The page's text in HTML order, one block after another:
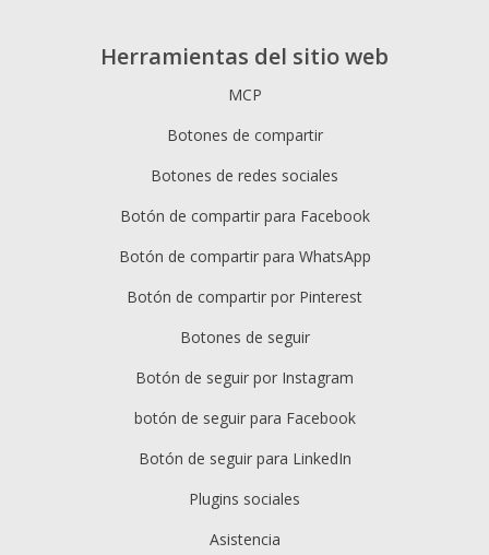
Herramientas del sitio web
MCP
Botones de compartir
Botones de redes sociales
Botón de compartir para Facebook
Botón de compartir para WhatsApp
Botón de compartir por Pinterest
Botones de seguir
Botón de seguir por Instagram
botón de seguir para Facebook
Botón de seguir para LinkedIn
Plugins sociales
Asistencia